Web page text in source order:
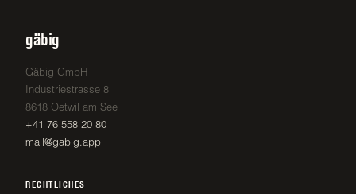
gäbig
Gäbig GmbH
Industriestrasse 8
8618 Oetwil am See
+41 76 558 20 80
mail@gabig.app
RECHTLICHES